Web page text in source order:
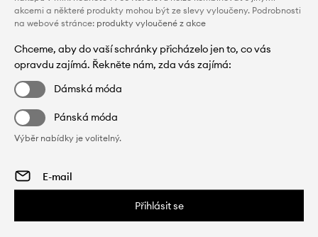
akcemi a některé produkty mohou být ze slevy vyloučeny. Podrobnosti
na webové stránce: produkty vyloučené z akce
Chceme, aby do vaší schránky přicházelo jen to, co vás
opravdu zajímá. Řekněte nám, zda vás zajímá:
Dámská móda
Pánská móda
Výběr nabídky je volitelný.
Přihlásit se